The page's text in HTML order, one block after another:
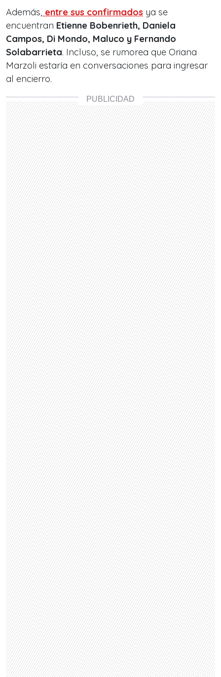
Además, entre sus confirmados ya se
encuentran Etienne Bobenrieth, Daniela
Campos, Di Mondo, Maluco y Fernando
Solabarrieta. Incluso, se rumorea que Oriana
Marzoli estaría en conversaciones para ingresar
al encierro.